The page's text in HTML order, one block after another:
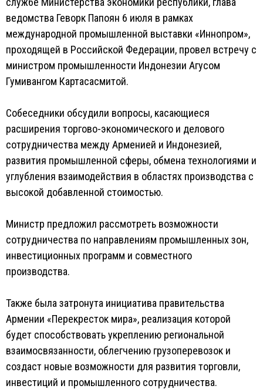
ведомства Геворк Папоян 6 июля в рамках
международной промышленной выставки «Иннопром»,
проходящей в Российской Федерации, провел встречу с
министром промышленности Индонезии Агусом
Гумивангом Картасасмитой.
Собеседники обсудили вопросы, касающиеся
расширения торгово-экономического и делового
сотрудничества между Арменией и Индонезией,
развития промышленной сферы, обмена технологиями и
углубления взаимодействия в областях производства с
высокой добавленной стоимостью.
Министр предложил рассмотреть возможности
сотрудничества по направлениям промышленных зон,
инвестиционных программ и совместного
производства.
Также была затронута инициатива правительства
Армении «Перекресток мира», реализация которой
будет способствовать укреплению региональной
взаимосвязанности, облегчению грузоперевозок и
создаст новые возможности для развития торговли,
инвестиций и промышленного сотрудничества.